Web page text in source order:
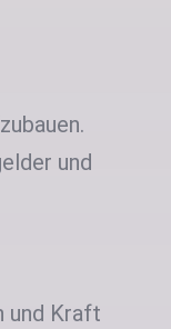
und
und Kraft